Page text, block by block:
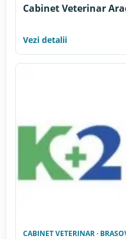
Cabinet Veterinar
Vezi detalii
CABINET VETERINAR ·